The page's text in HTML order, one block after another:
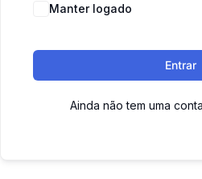
Manter logado
Entrar
Ainda não tem uma